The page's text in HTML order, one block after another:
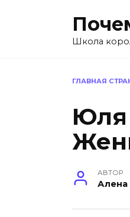
Школа
ГЛАВНАЯ
Юля
АВТОР
Алена